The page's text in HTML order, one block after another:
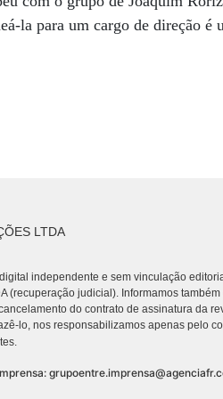
la para um cargo de direção é
LTDA
independente e sem vinculação
(recuperação judicial). Informamos
do contrato de assinatura da
lo, nos responsabilizamos apenas pelo